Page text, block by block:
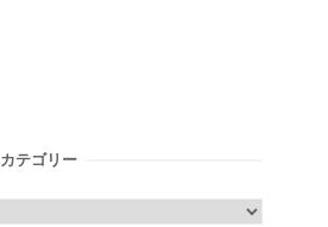
カテゴリー